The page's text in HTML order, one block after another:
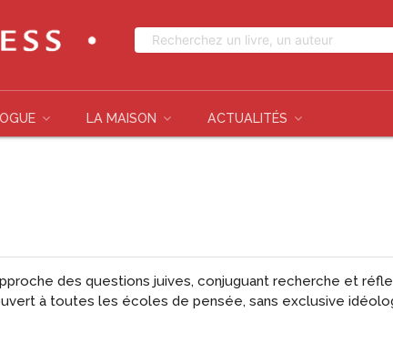
LA MAISON ACTUALITÉS
des questions juives, conjuguant recherche et
à toutes les écoles de pensée, sans exclusive